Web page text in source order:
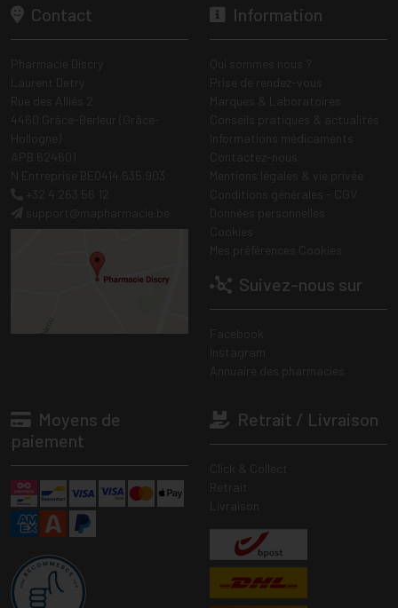
Contact Information
Suivez-nous sur
Moyens de
paiement
Retrait / Livraison